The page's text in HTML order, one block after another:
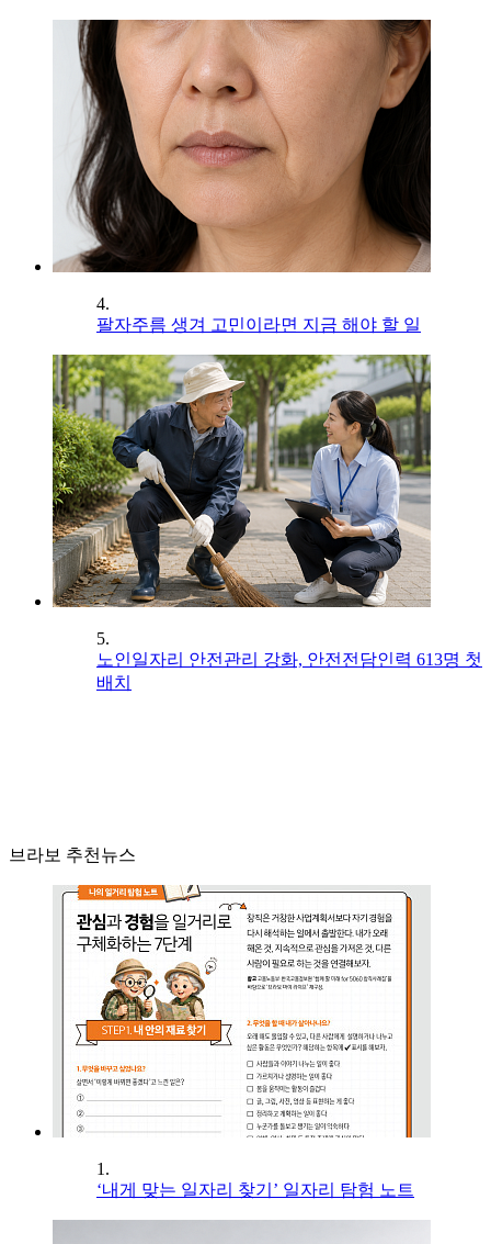
4.
팔자주름 생겨 고민이라면 지금 해야 할 일
5.
노인일자리 안전관리 강화, 안전전담인력 613명 첫
배치
브라보 추천뉴스
1.
‘내게 맞는 일자리 찾기’ 일자리 탐험 노트